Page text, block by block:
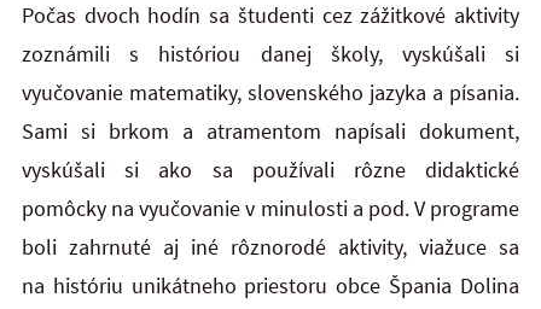
Počas dvoch hodín sa študenti cez zážitkové aktivity
zoznámili s históriou danej školy, vyskúšali si
vyučovanie matematiky, slovenského jazyka a písania.
Sami si brkom a atramentom napísali dokument,
vyskúšali si ako sa používali rôzne didaktické
pomôcky na vyučovanie v minulosti a pod. V programe
boli zahrnuté aj iné rôznorodé aktivity, viažuce sa
na históriu unikátneho priestoru obce Špania Dolina